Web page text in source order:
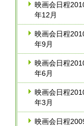
映画会日程
年12月
映画会日程
年9月
映画会日程
年6月
映画会日程
年3月
映画会日程